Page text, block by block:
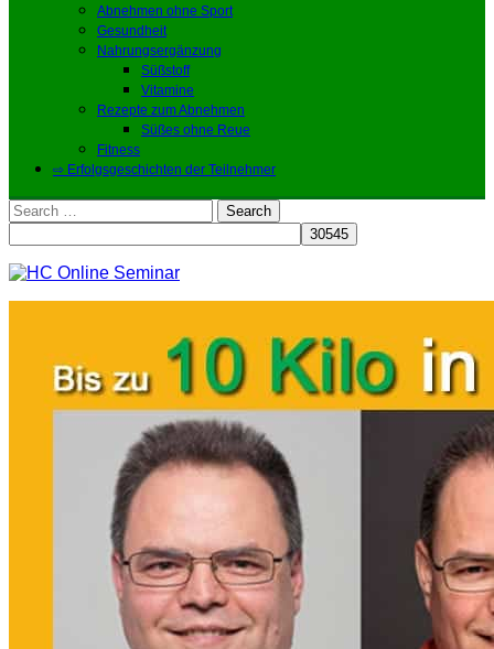
Abnehmen ohne Sport
Gesundheit
Nahrungsergänzung
Süßstoff
Vitamine
Rezepte zum Abnehmen
Süßes ohne Reue
Fitness
⇨ Erfolgsgeschichten der Teilnehmer
Search
for: